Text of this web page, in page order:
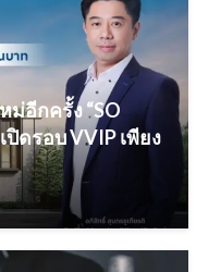
อีกครั้ง “SO
ปิดรอบ VVIP เพียง